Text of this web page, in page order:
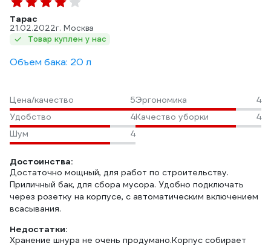
Тарас
21.02.2022г. Москва
Товар куплен у нас
Объем бака: 20 л
Цена/качество 5Эргономика
4
Удобство
4Качество уборки
4
Шум
4
Достоинства:
Достаточно мощный, для работ по строительству.
Приличный бак, для сбора мусора. Удобно подключать
через розетку на корпусе, с автоматическим включением
всасывания.
Недостатки:
Хранение шнура не очень продумано.Корпус собирает